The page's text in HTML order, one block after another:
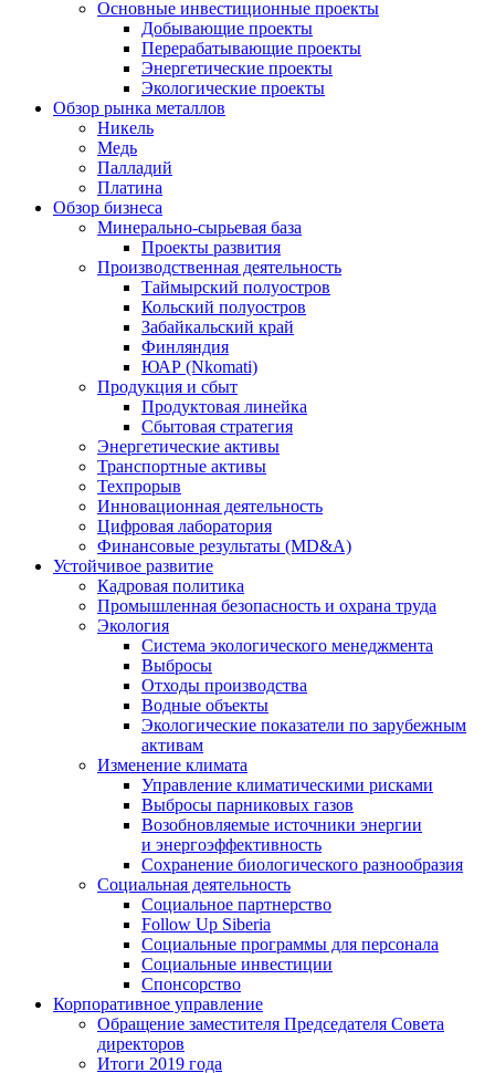
Основные инвестиционные проекты
Добывающие проекты
Перерабатывающие проекты
Энергетические проекты
Экологические проекты
Обзор рынка металлов
Никель
Медь
Палладий
Платина
Обзор бизнеса
Минерально-сырьевая база
Проекты развития
Производственная деятельность
Таймырский полуостров
Кольский полуостров
Забайкальский край
Финляндия
ЮАР (Nkomati)
Продукция и сбыт
Продуктовая линейка
Сбытовая стратегия
Энергетические активы
Транспортные активы
Техпрорыв
Инновационная деятельность
Цифровая лаборатория
Финансовые результаты (MD&A)
Устойчивое развитие
Кадровая политика
Промышленная безопасность и охрана труда
Экология
Система экологического менеджмента
Выбросы
Отходы производства
Водные объекты
Экологические показатели по зарубежным
активам
Изменение климата
Управление климатическими рисками
Выбросы парниковых газов
Возобновляемые источники энергии
и энергоэффективность
Сохранение биологического разнообразия
Социальная деятельность
Социальное партнерство
Follow Up Siberia
Социальные программы для персонала
Социальные инвестиции
Спонсорство
Корпоративное управление
Обращение заместителя Председателя Совета
директоров
Итоги 2019 года